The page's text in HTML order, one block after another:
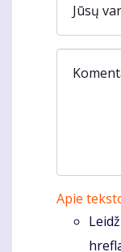
Jūsų
Apie